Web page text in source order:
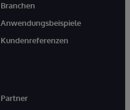
Branchen
Anwendungsbeispiele
Kundenreferenzen
Partner